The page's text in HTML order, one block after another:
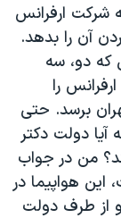
شرکت ارفرانس
آن را بدهد.
که دو، سه
ارفرانس را
برسد. حتی
آیا دولت دکتر
من در جواب
هواپیما در
از طرف دولت